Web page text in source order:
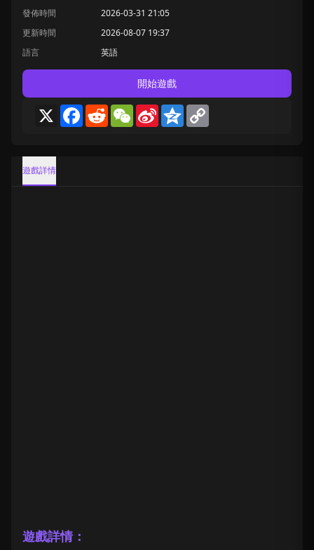
發佈時間
2026-03-31 21:05
更新時間
2026-08-07 19:37
語言
英語
開始遊戲
X Facebook
RedditWeChat
Sina
Weibo
Qzone
遊戲詳情
遊戲詳情：